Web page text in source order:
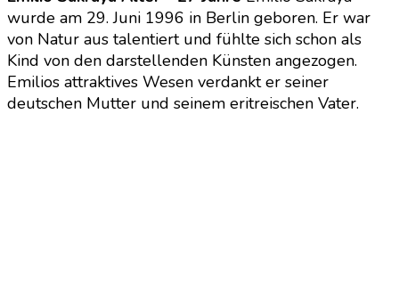
wurde am 29. Juni 1996 in Berlin geboren. Er war
von Natur aus talentiert und fühlte sich schon als
Kind von den darstellenden Künsten angezogen.
Emilios attraktives Wesen verdankt er seiner
deutschen Mutter und seinem eritreischen Vater.